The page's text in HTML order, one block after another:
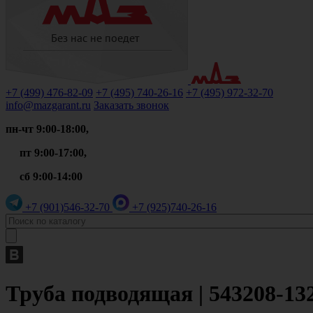
+7 (499) 476-82-09 +7 (495) 740-26-16 +7 (495) 972-32-70
info@mazgarant.ru Заказать звонок
пн-чт 9:00-18:00,
пт 9:00-17:00,
сб 9:00-14:00
+7 (901)546-32-70 +7 (925)740-26-16
Труба подводящая | 543208-